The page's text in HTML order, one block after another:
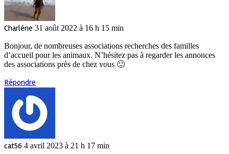
Charlène 31 août 2022 à 16 h 15 min
Bonjour, de nombreuses associations recherches des familles
d’accueil pour les animaux. N’hésitez pas à regarder les annonces
des associations près de chez vous 🙂
Répondre
cat56 4 avril 2023 à 21 h 17 min